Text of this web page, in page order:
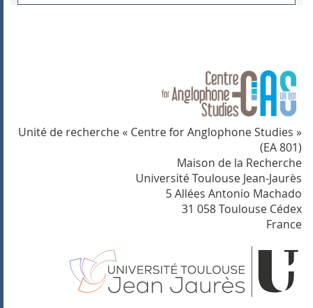
Unité de recherche « Centre for Anglophone Studies »
(EA 801)
Maison de la Recherche
Université Toulouse Jean-Jaurès
5 Allées Antonio Machado
31 058 Toulouse Cédex
France